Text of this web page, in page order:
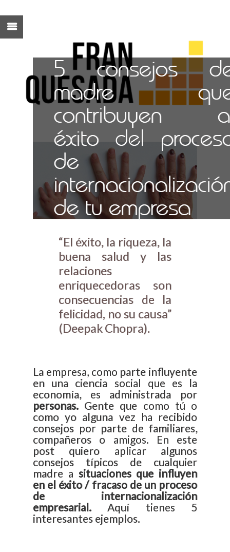
5 consejos
madre
contribuyen
éxito del
de
de tu empresa
“El éxito, la riqueza, la
buena salud y las
relaciones
enriquecedoras son
consecuencias de la
felicidad, no su causa”
(Deepak Chopra).
La empresa, como parte influyente
en una ciencia social que es la
economía, es administrada por
personas.Gente que como tú o
como yo alguna vez ha recibido
consejos por parte de familiares,
compañeros o amigos. En este
post quiero aplicar algunos
consejos típicos de cualquier
madre a situaciones que influyen
en el éxito / fracaso de un proceso
de internacionalización
empresarial.Aquí tienes 5
interesantes ejemplos.